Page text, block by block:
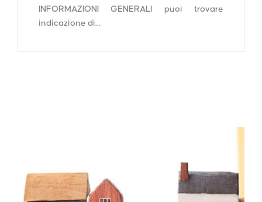
INFORMAZIONI GENERALI puoi trovare
indicazione di…